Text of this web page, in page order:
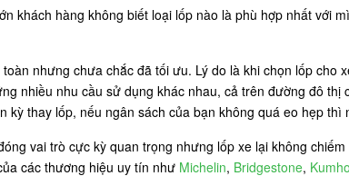
khách hàng không biết loại lốp nào là phù hợp nhất với
nhưng chưa chắc đã tối ưu. Lý do là khi chọn lốp
nhiều nhu cầu sử dụng khác nhau, cả trên đường đô
kỳ thay lốp, nếu ngân sách của bạn không quá eo hẹp
vai trò cực kỳ quan trọng nhưng lốp xe lại không
các thương hiệu uy tín như Michelin, Bridgestone, Kumho